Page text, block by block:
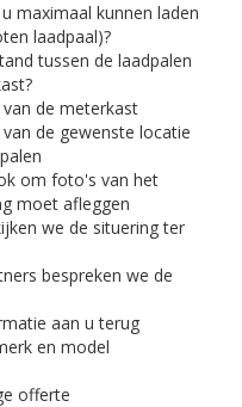
maximaal kunnen laden
laadpaal)?
tussen de laadpalen
de meterkast
de gewenste locatie
om foto's van het
moet afleggen
we de situering ter
bespreken we de
aan u terug
en model
offerte